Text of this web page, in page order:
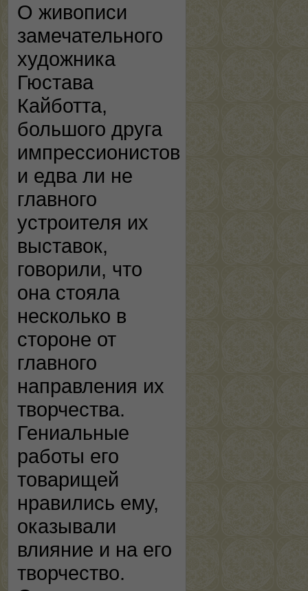
О живописи
замечательного
художника
Гюстава
Кайботта,
большого друга
импрессионистов
и едва ли не
главного
устроителя их
выставок,
говорили, что
она стояла
несколько в
стороне от
главного
направления их
творчества.
Гениальные
работы его
товарищей
нравились ему,
оказывали
влияние и на его
творчество.